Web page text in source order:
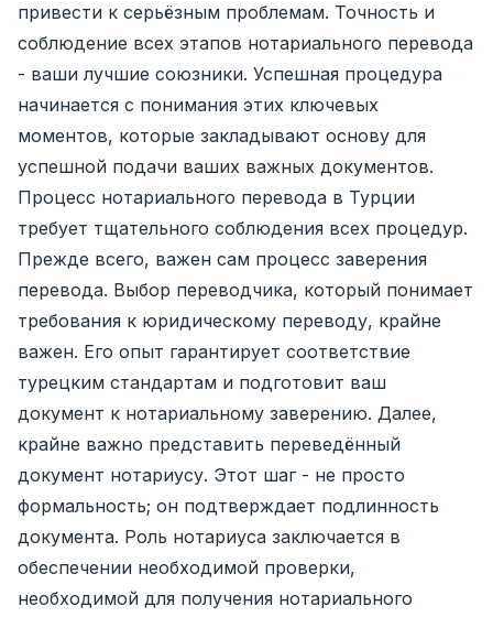
привести к серьёзным проблемам. Точность и
соблюдение всех этапов нотариального перевода
- ваши лучшие союзники. Успешная процедура
начинается с понимания этих ключевых
моментов, которые закладывают основу для
успешной подачи ваших важных документов.
Процесс нотариального перевода в Турции
требует тщательного соблюдения всех процедур.
Прежде всего, важен сам процесс заверения
перевода. Выбор переводчика, который понимает
требования к юридическому переводу, крайне
важен. Его опыт гарантирует соответствие
турецким стандартам и подготовит ваш
документ к нотариальному заверению. Далее,
крайне важно представить переведённый
документ нотариусу. Этот шаг - не просто
формальность; он подтверждает подлинность
документа. Роль нотариуса заключается в
обеспечении необходимой проверки,
необходимой для получения нотариального